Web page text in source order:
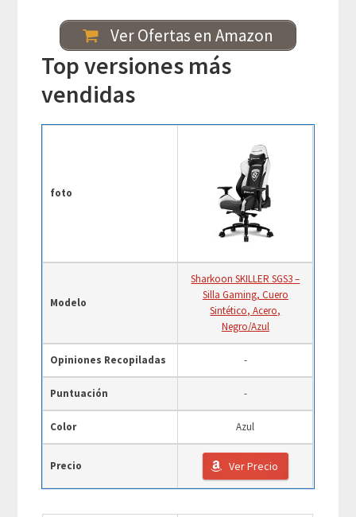
Ver Ofertas en Amazon
Top versiones más
vendidas
foto
Modelo
Sharkoon SKILLER SGS3 –
Silla Gaming, Cuero
Sintético, Acero,
Negro/Azul
Opiniones Recopiladas -
Puntuación -
Color Azul
Precio Ver Precio